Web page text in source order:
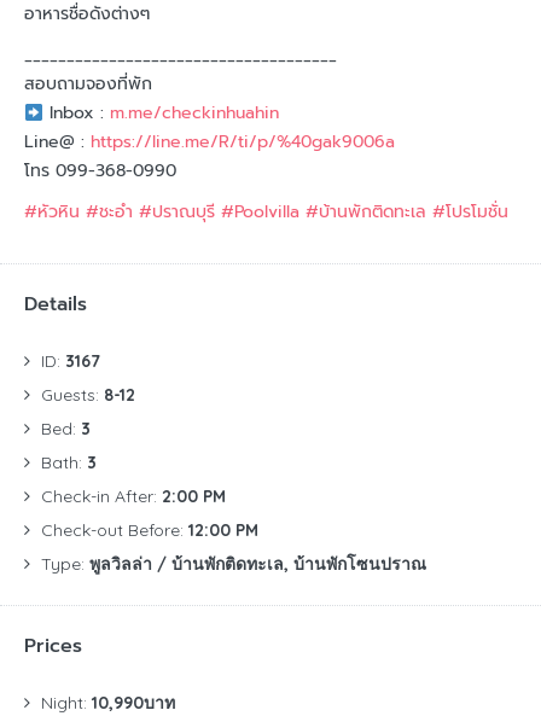
อาหารชื่อดังต่างๆ
_____________________________________
สอบถามจองที่พัก
Inbox : m.me/checkinhuahin
Line@ : https://line.me/R/ti/p/%40gak9006a
โทร 099-368-0990
#หัวหิน #ชะอำ #ปราณบุรี #Poolvilla #บ้านพักติดทะเล #โปรโมชั่น
Details
ID: 3167
Guests: 8-12
Bed: 3
Bath: 3
Check-in After: 2:00 PM
Check-out Before: 12:00 PM
Type: พูลวิลล่า / บ้านพักติดทะเล, บ้านพักโซนปราณ
Prices
Night: 10,990บาท